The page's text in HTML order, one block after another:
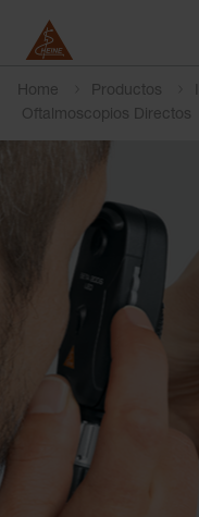
Home Productos
Oftalmoscopios Directos